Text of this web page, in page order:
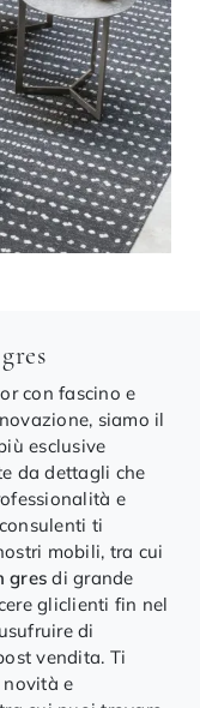
con fascino e
siamo il
esclusive
da dettagli che
e
ti
mobili, tra cui
gres di grande
gliclienti fin nel
di
vendita. Ti
e